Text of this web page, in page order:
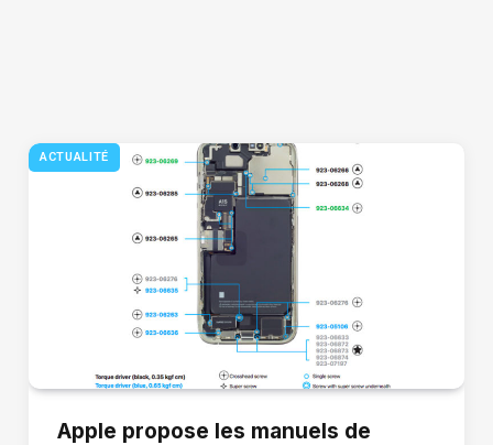
ACTUALITÉ
Apple propose les manuels de